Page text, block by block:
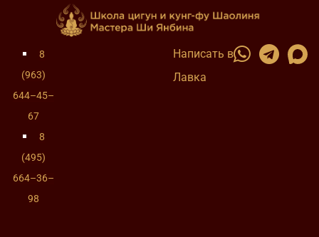
8
(963)
644–45–
67
8
(495)
664–36–
98
Написать в
Лавка